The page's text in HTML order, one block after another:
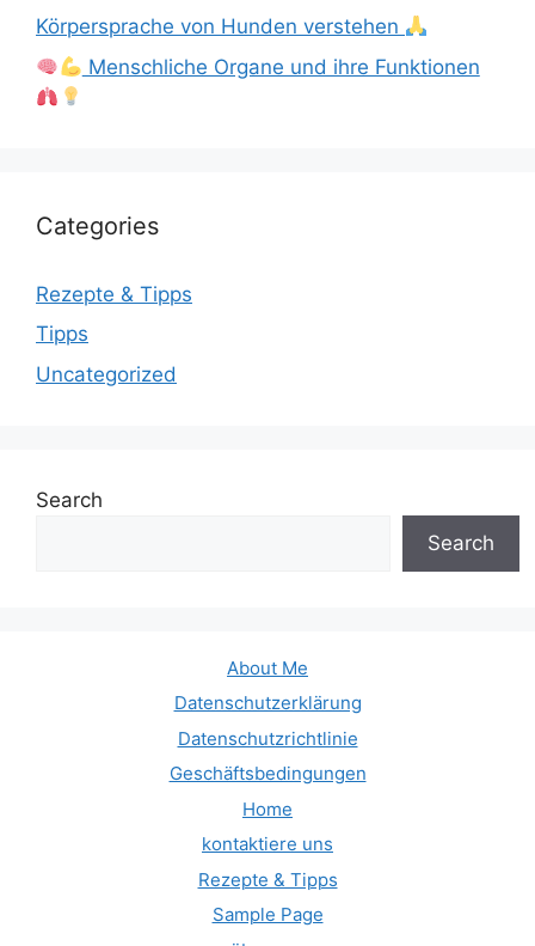
Körpersprache von Hunden verstehen
Menschliche Organe und ihre Funktionen
Categories
Rezepte & Tipps
Tipps
Uncategorized
Search
Search
About Me
Datenschutzerklärung
Datenschutzrichtlinie
Geschäftsbedingungen
Home
kontaktiere uns
Rezepte & Tipps
Sample Page